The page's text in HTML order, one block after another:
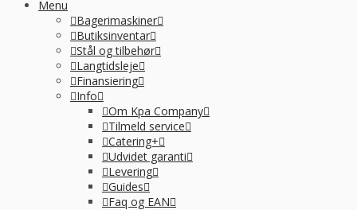
Menu
Bagerimaskiner
Butiksinventar
Stål og tilbehør
Langtidsleje
Finansiering
Info
Om Kpa Company
Tilmeld service
Catering+
Udvidet garanti
Levering
Guides
Faq og EAN